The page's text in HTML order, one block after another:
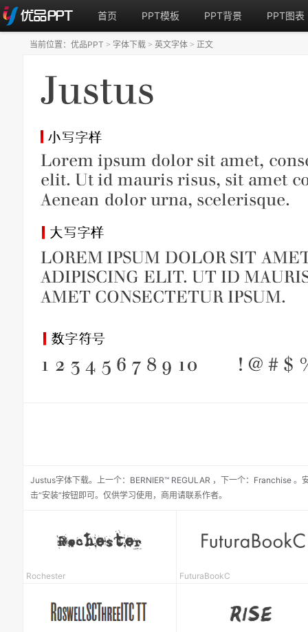
首页 PPT模板 PPT背景 PPT图表
Justus字体下载。 上一个： BERNIER™ REGULAR ， 下一个： Franchise 。
击“安装”按钮即可。仅供学习使用，商用请联系作者。
当前位置： 优品PPT > 字体下载 > 英文字体 > 正文
Rochester FuturaBookC